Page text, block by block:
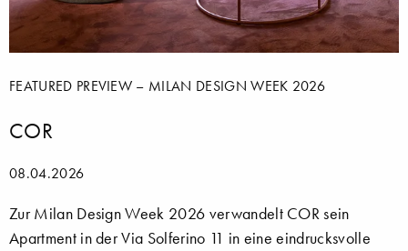
FEATURED PREVIEW – MILAN DESIGN WEEK 2026
COR
08.04.2026
Zur Milan Design Week 2026 verwandelt COR sein
Apartment in der Via Solferino 11 in eine eindrucksvolle